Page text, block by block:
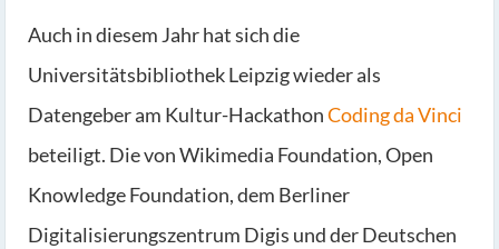
Auch in diesem Jahr hat sich die
Universitätsbibliothek Leipzig wieder als
Datengeber am Kultur-HackathonCoding da Vinci
beteiligt. Die von Wikimedia Foundation, Open
Knowledge Foundation, dem Berliner
Digitalisierungszentrum Digis und der Deutschen